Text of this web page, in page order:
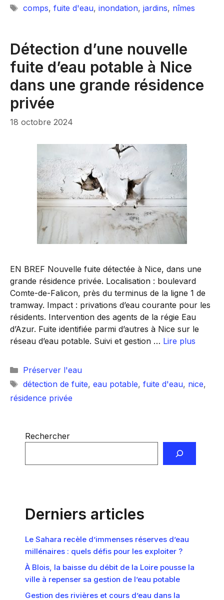
Étiquettes
comps, fuite d'eau, inondation, jardins, nîmes
Détection d’une nouvelle
fuite d’eau potable à Nice
dans une grande résidence
privée
18 octobre 2024
EN BREF Nouvelle fuite détectée à Nice, dans une
grande résidence privée. Localisation : boulevard
Comte-de-Falicon, près du terminus de la ligne 1 de
tramway. Impact : privations d’eau courante pour les
résidents. Intervention des agents de la régie Eau
d’Azur. Fuite identifiée parmi d’autres à Nice sur le
réseau d’eau potable. Suivi et gestion … Lire plus
Catégories
Préserver l'eau
Étiquettes
détection de fuite, eau potable, fuite d'eau, nice,
résidence privée
Rechercher
Derniers articles
Le Sahara recèle d’immenses réserves d’eau
millénaires : quels défis pour les exploiter ?
À Blois, la baisse du débit de la Loire pousse la
ville à repenser sa gestion de l’eau potable
Gestion des rivières et cours d’eau dans la